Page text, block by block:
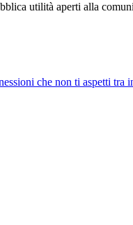
utilità aperti alla
che non ti aspetti tra